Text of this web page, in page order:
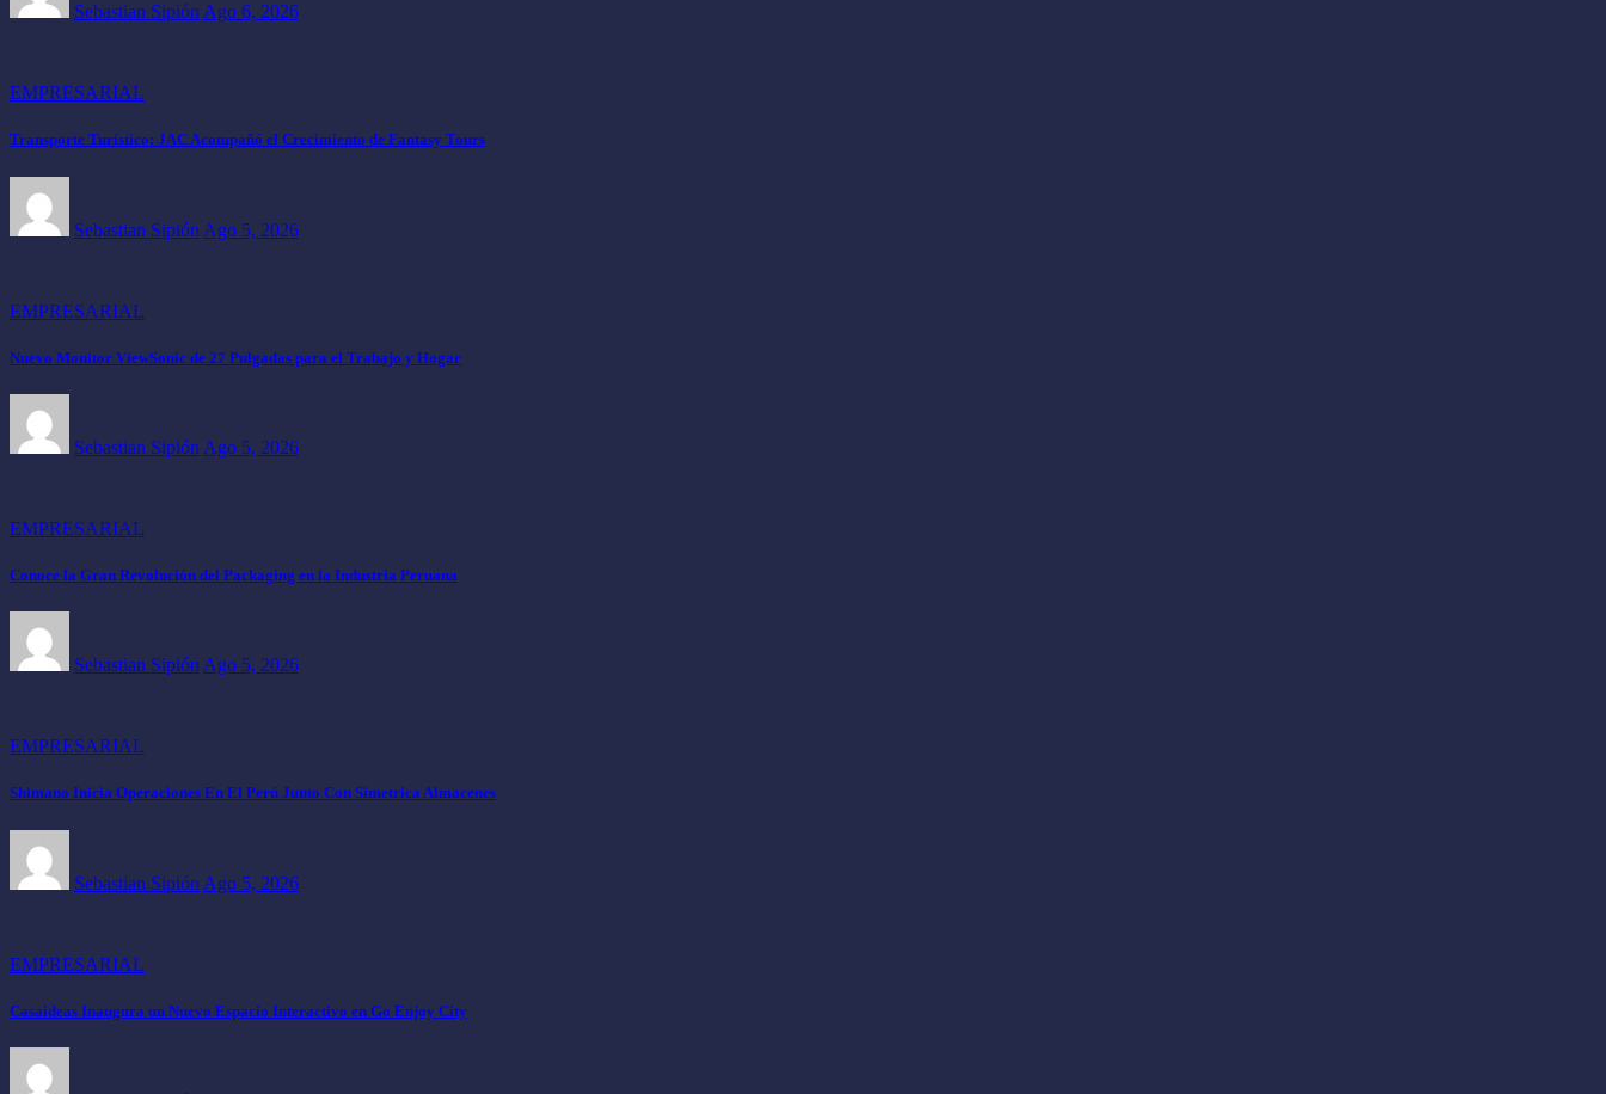
Sebastian Sipión Ago 6, 2026
EMPRESARIAL
Transporte Turístico: JAC Acompañó el Crecimiento de Fantasy Tours
Sebastian Sipión Ago 5, 2026
EMPRESARIAL
Nuevo Monitor ViewSonic de 27 Pulgadas para el Trabajo y Hogar
Sebastian Sipión Ago 5, 2026
EMPRESARIAL
Conoce la Gran Revolución del Packaging en la Industria Peruana
Sebastian Sipión Ago 5, 2026
EMPRESARIAL
Shimano Inicia Operaciones En El Perú Junto Con Simetrica Almacenes
Sebastian Sipión Ago 5, 2026
EMPRESARIAL
Casaideas Inaugura un Nuevo Espacio Interactivo en Go Enjoy City